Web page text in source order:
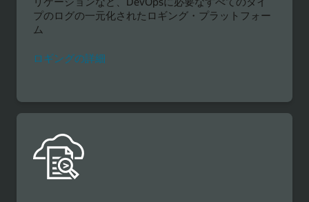
プのログの一元化されたロギング・プラットフォー
ム
ロギングの詳細